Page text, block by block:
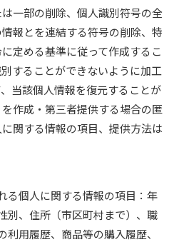
一部の削除、個人識別符号の全
報とを連結する符号の削除、特
定める基準に従って作成するこ
することができないように加工
当該個人情報を復元することが
作成・第三者提供する場合の匿
関する情報の項目、提供方法は
る個人に関する情報の項目：年
別、住所（市区町村まで）、職
利用履歴、商品等の購入履歴、